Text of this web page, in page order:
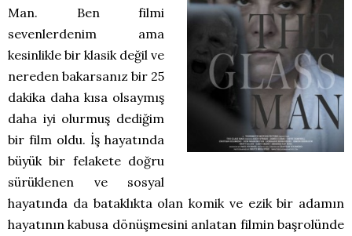
Man. Ben filmi
sevenlerdenim ama
kesinlikle bir klasik değil ve
nereden bakarsanız bir 25
dakika daha kısa olsaymış
daha iyi olurmuş dediğim
bir film oldu. İş hayatında
büyük bir felakete doğru
sürüklenen ve sosyal
hayatında da bataklıkta olan komik ve ezik bir adamın
hayatının kabusa dönüşmesini anlatan filmin başrolünde